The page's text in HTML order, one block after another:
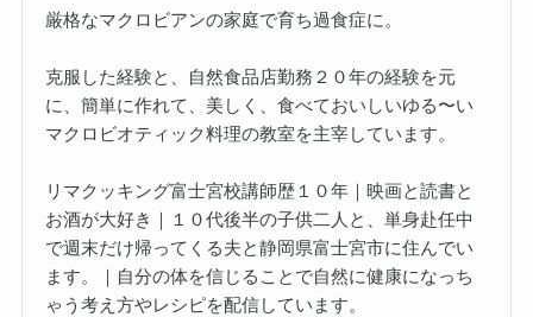
厳格なマクロビアンの家庭で育ち過食症に。
克服した経験と、自然食品店勤務２０年の経験を元
に、簡単に作れて、美しく、食べておいしいゆる〜い
マクロビオティック料理の教室を主宰しています。
リマクッキング富士宮校講師歴１０年｜映画と読書と
お酒が大好き｜１０代後半の子供二人と、単身赴任中
で週末だけ帰ってくる夫と静岡県富士宮市に住んでい
ます。｜自分の体を信じることで自然に健康になっち
ゃう考え方やレシピを配信しています。